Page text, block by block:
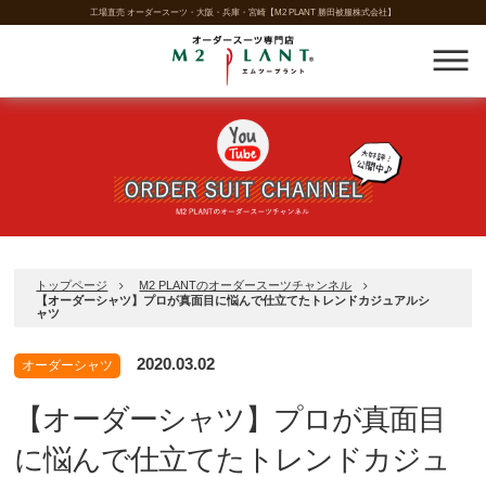
工場直売 オーダースーツ・大阪・兵庫・宮崎【M2 PLANT 勝田被服株式会社】
トップページ
M2 PLANTのオーダースーツチャンネル
【オーダーシャツ】プロが真面目に悩んで仕立てたトレンドカジュアルシ
ャツ
オーダーシャツ 2020.03.02
【オーダーシャツ】プロが真面目
に悩んで仕立てたトレンドカジュ